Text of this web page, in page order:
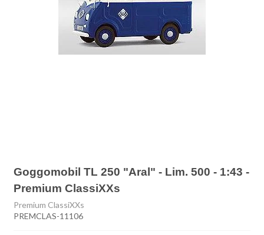
Goggomobil TL 250 "Aral" - Lim. 500 - 1:43 -
Premium ClassiXXs
Premium ClassiXXs
PREMCLAS-11106